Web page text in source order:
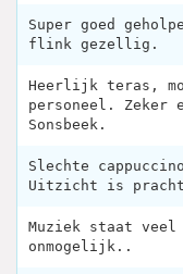
Super goed
flink gezellig.
Heerlijk teras,
personeel. Zeker
Sonsbeek.
Slechte
Uitzicht is
Muziek staat
onmogelijk..